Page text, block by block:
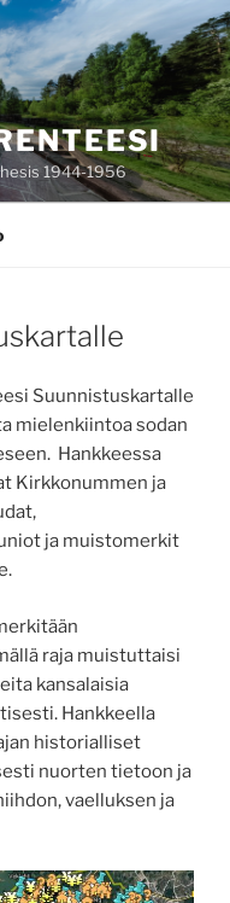
1944-1956
Suunnistuskartalle
mielenkiintoa sodan
Hankkeessa
Kirkkonummen ja
ja muistomerkit
raja muistuttaisi
kansalaisia
Hankkeella
historialliset
nuorten tietoon ja
vaelluksen ja